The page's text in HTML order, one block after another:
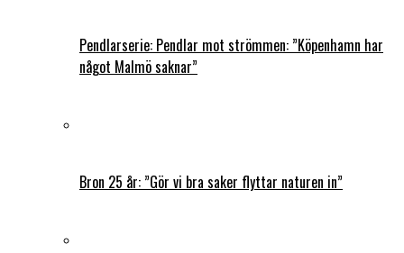
Pendlarserie: Pendlar mot strömmen: ”Köpenhamn har
något Malmö saknar”
Bron 25 år: ”Gör vi bra saker flyttar naturen in”